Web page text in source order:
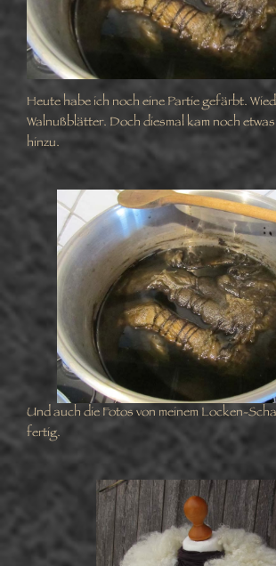
Heute habe ich noch eine Partie gefärbt.
Walnußblätter. Doch diesmal kam noch
hinzu.
Und auch die Fotos von meinem Locken-
fertig.